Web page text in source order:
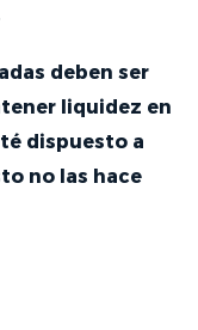
deben ser
liquidez en
dispuesto a
no las hace